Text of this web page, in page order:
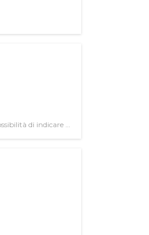
di indicare le